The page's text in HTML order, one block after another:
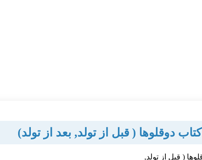
کتاب دوقلوها ( قبل از تولد, بعد از تولد)